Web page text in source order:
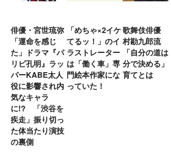
俳優・宮世琉弥
「運命を感じ
た」ドラマ『パ
リピ孔明』ラッ
パーKABE太人
役に影響され内
気なキャラ
に!? 「渋谷を
疾走」振り切っ
た体当たり演技
の裏側
「めちゃ×2イケ
てるッ！」のイ
ラストレーター
は「働く車」専
門絵本作家にな
っていた！
歌舞伎俳優 中
村勘九郎流
「自分の道は自
分で決める」子
育てとは